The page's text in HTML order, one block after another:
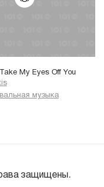
My Eyes Off You
музыка
защищены.